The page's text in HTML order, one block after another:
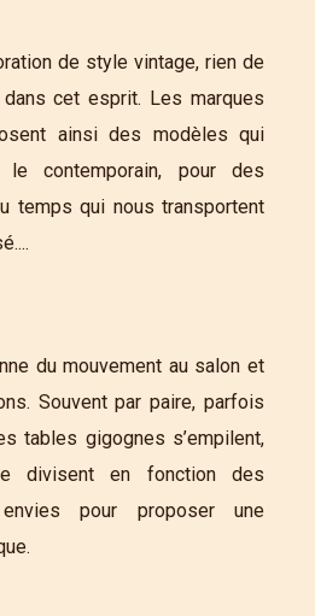
de style vintage, rien de
cet esprit. Les marques
ainsi des modèles qui
contemporain, pour des
temps qui nous transportent
du mouvement au salon et
Souvent par paire, parfois
tables gigognes s’empilent,
divisent en fonction des
pour proposer une